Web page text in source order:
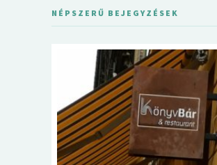
NÉPSZERŰ BEJEGYZÉSEK